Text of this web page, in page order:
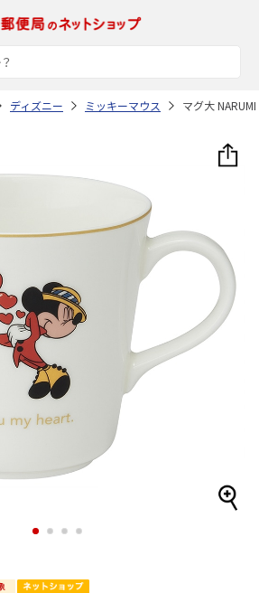
ディズニー ミッキーマウス マグ大
1 2 3 4